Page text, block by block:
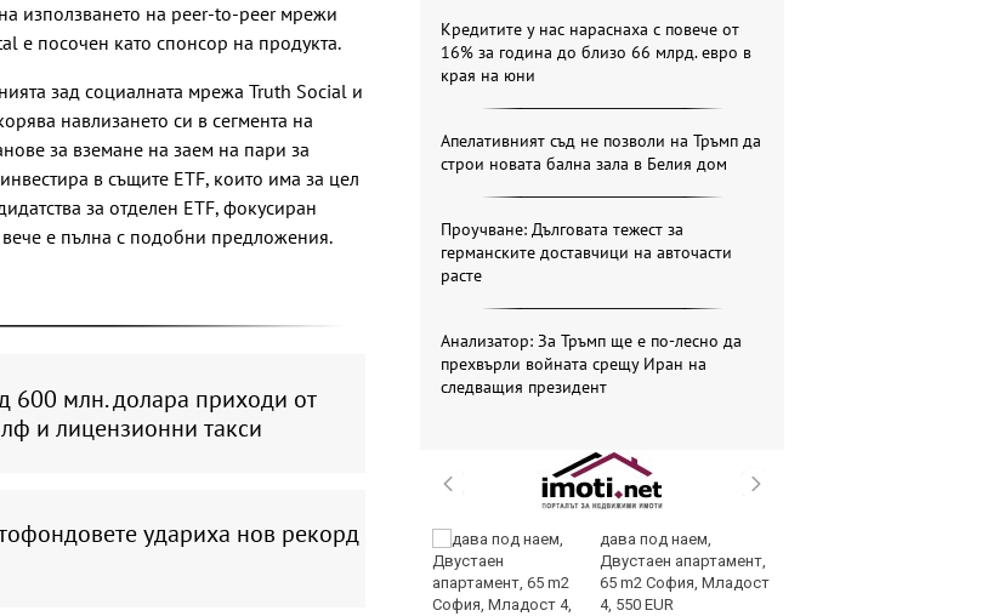
използването на peer-to-peer мрежи
е посочен като спонсор на продукта.
зад социалната мрежа Truth Social и
навлизането си в сегмента на
за вземане на заем на пари за
в същите ETF, които има за цел
за отделен ETF, фокусиран
е пълна с подобни предложения.
600 млн. долара приходи от
и лицензионни такси
удариха нов рекорд
Кредитите у нас нараснаха с повече от
16% за година до близо 66 млрд. евро в
края на юни
Апелативният съд не позволи на Тръмп да
строи новата бална зала в Белия дом
Проучване: Дълговата тежест за
германските доставчици на авточасти
расте
Анализатор: За Тръмп ще е по-лесно да
прехвърли войната срещу Иран на
следващия президент
Двоен ръст на
дава под наем,
Двустаен апартамент,
65 m2 София, Младост
4, 550 EUR